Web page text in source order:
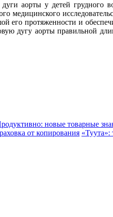
аорты у детей
медицинского
его протяженности и
дугу аорты правильной
новые товарные
от копирования «Туута»: